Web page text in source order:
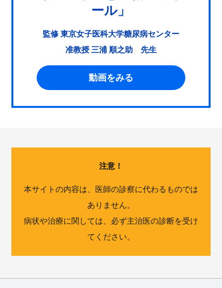
ール」
監修 東京女子医科大学糖尿病センター
准教授 三浦 順之助 先生
動画をみる
注意！
本サイトの内容は、医師の診察に代わるものでは
ありません。
病状や治療に関しては、必ず主治医の診断を受け
てください。